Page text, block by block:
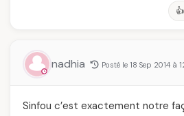
👍
nadhia Posté le 18 Sep 2014 à
Sinfou c’est exactement notre